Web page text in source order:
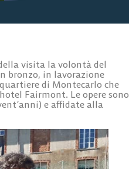
visita la volontà del
bronzo, in lavorazione
di Montecarlo che
Fairmont. Le opere sono
e affidate alla